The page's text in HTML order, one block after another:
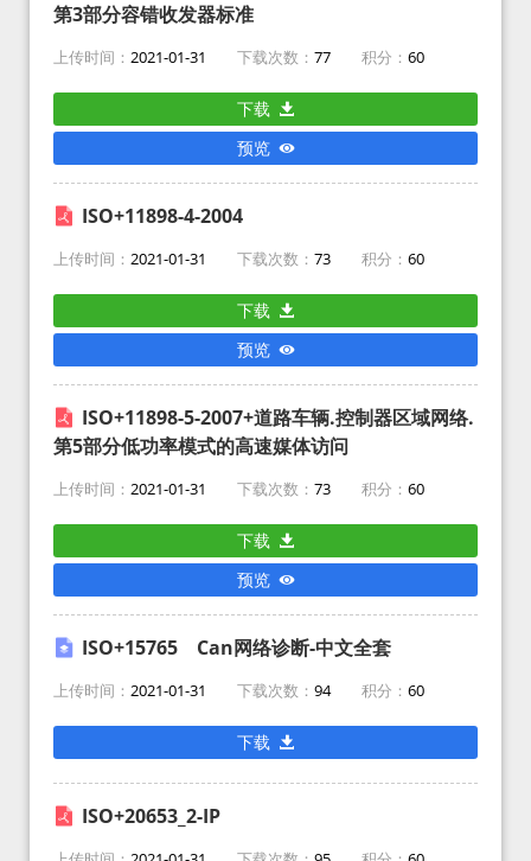
第3部分容错收发器标准
上传时间： 2021-01-31 下载次数： 77 积分： 60
下载
预览
ISO+11898-4-2004
上传时间： 2021-01-31 下载次数： 73 积分： 60
下载
预览
ISO+11898-5-2007+道路车辆.控制器区域网络.
第5部分低功率模式的高速媒体访问
上传时间： 2021-01-31 下载次数： 73 积分： 60
下载
预览
ISO+15765 Can网络诊断-中文全套
上传时间： 2021-01-31 下载次数： 94 积分： 60
下载
ISO+20653_2-IP